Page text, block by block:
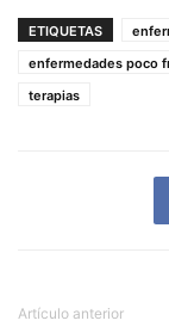
ETIQUETAS
enfermedades poco
terapias
Artículo anterior